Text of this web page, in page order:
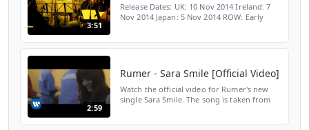
3:51
Release Dates: UK: 10 Nov 2014 Ireland: 7
Nov 2014 Japan: 5 Nov 2014 ROW: Early
2:59
Rumer - Sara Smile [Official Video]
Watch the official video for Rumer's new
single Sara Smile. The song is taken from